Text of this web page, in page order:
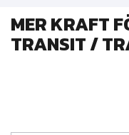
MER KRAFT
TRANSIT /